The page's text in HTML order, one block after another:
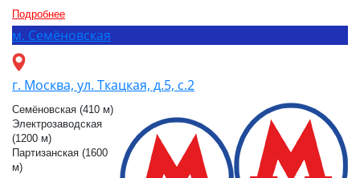
Подробнее
м. Семёновская
г. Москва, ул. Ткацкая, д.5, с.2
Семёновская (410 м)
Электрозаводская
(1200 м)
Партизанская (1600
м)